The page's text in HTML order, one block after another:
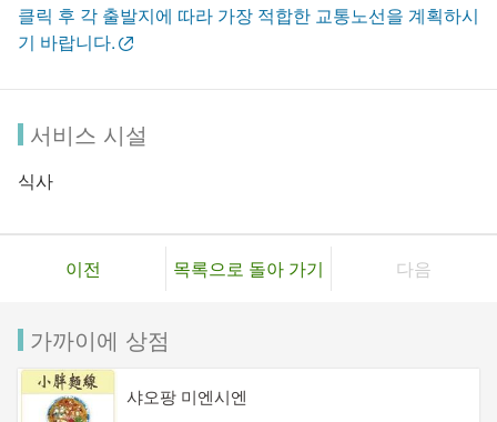
클릭 후 각 출발지에 따라 가장 적합한 교통노선을 계획하시
기 바랍니다.
서비스 시설
식사
이전 목록으로 돌아 가기 다음
가까이에 상점
샤오팡 미엔시엔